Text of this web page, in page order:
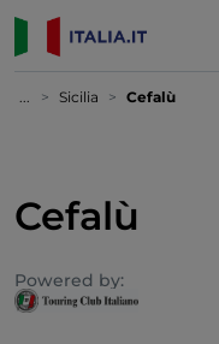
... Sicilia Cefalù
Cefalù
Powered by: